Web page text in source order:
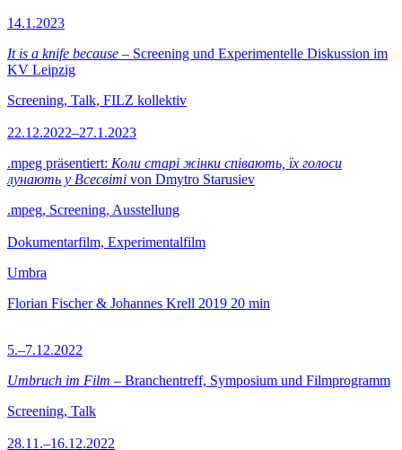
14.1.2023
It is a knife because – Screening und Experimentelle Diskussion im
KV Leipzig
Screening, Talk, FILZ kollektiv
22.12.2022–27.1.2023
.mpeg präsentiert: Коли старі жінки співають, їх голоси
лунають у Всесвіті von Dmytro Starusiev
.mpeg, Screening, Ausstellung
Dokumentarfilm, Experimentalfilm
Umbra
Florian Fischer & Johannes Krell 2019 20 min
5.–7.12.2022
Umbruch im Film – Branchentreff, Symposium und Filmprogramm
Screening, Talk
28.11.–16.12.2022